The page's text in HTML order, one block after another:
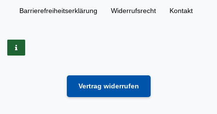
Barrierefreiheitserklärung Widerrufs­recht Kontakt
Vertrag widerrufen